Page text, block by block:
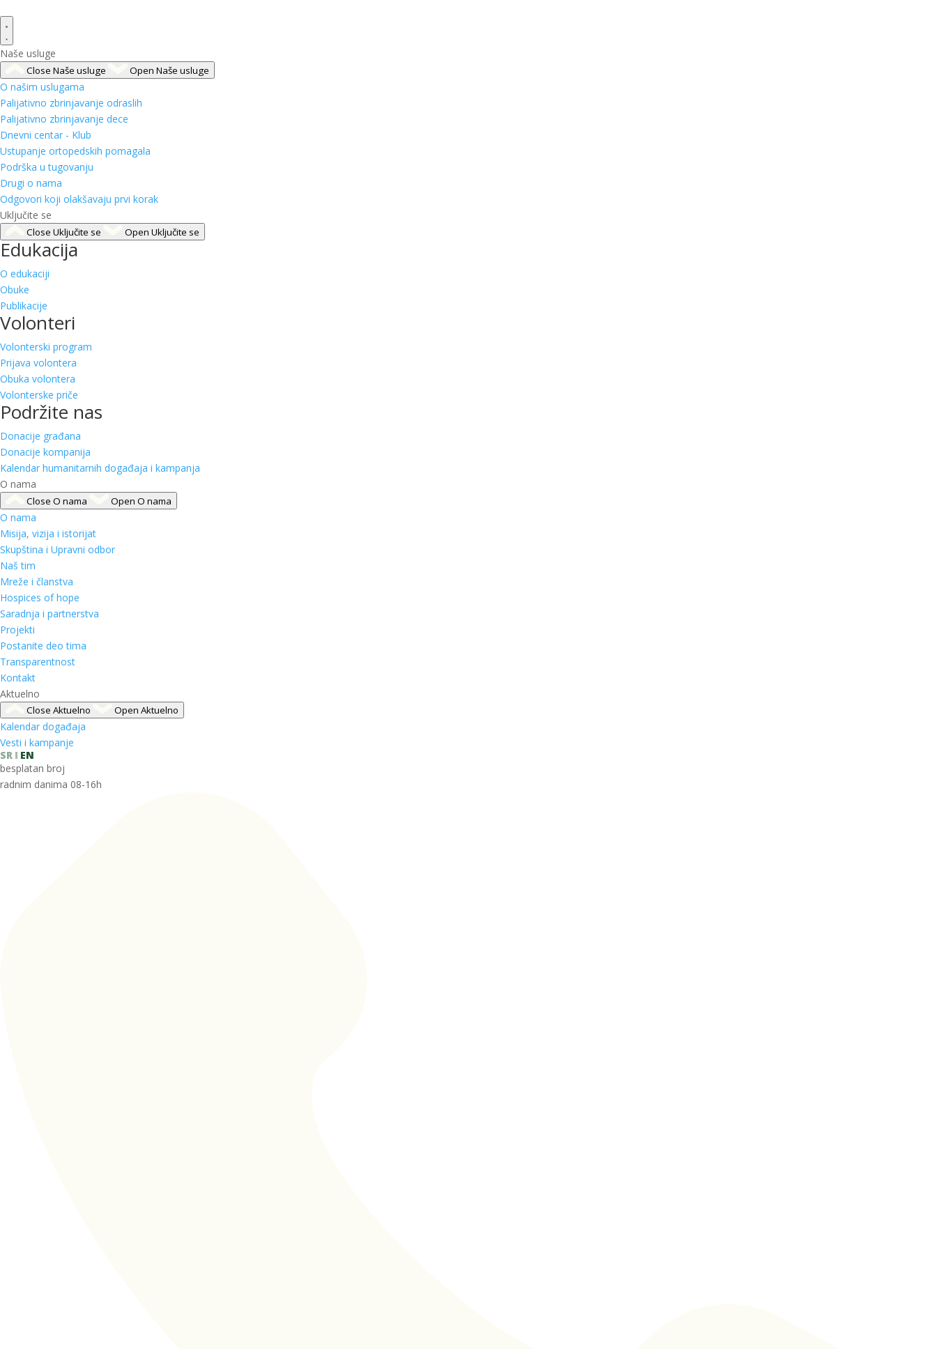
Naše usluge
Close Naše usluge Open Naše usluge
O našim uslugama
Palijativno zbrinjavanje odraslih
Palijativno zbrinjavanje dece
Dnevni centar - Klub
Ustupanje ortopedskih pomagala
Podrška u tugovanju
Drugi o nama
Odgovori koji olakšavaju prvi korak
Uključite se
Close Uključite se Open Uključite se
Edukacija
O edukaciji
Obuke
Publikacije
Volonteri
Volonterski program
Prijava volontera
Obuka volontera
Volonterske priče
Podržite nas
Donacije građana
Donacije kompanija
Kalendar humanitarnih događaja i kampanja
O nama
Close O nama Open O nama
O nama
Misija, vizija i istorijat
Skupština i Upravni odbor
Naš tim
Mreže i članstva
Hospices of hope
Saradnja i partnerstva
Projekti
Postanite deo tima
Transparentnost
Kontakt
Aktuelno
Close Aktuelno Open Aktuelno
Kalendar događaja
Vesti i kampanje
SR
EN
besplatan broj
radnim danima 08-16h